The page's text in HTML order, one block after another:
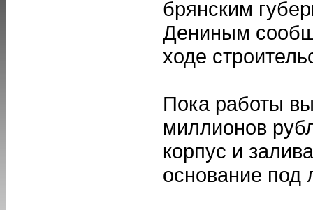
брянским
Дениным
ходе
Пока работы
миллионов
корпус и
основание под